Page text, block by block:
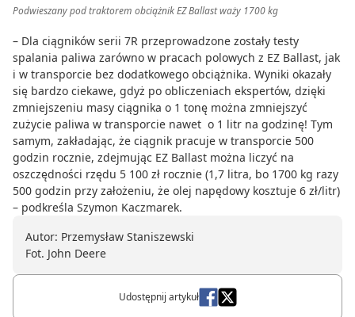
Podwieszany pod traktorem obciążnik EZ Ballast waży 1700 kg
– Dla ciągników serii 7R przeprowadzone zostały testy
spalania paliwa zarówno w pracach polowych z EZ Ballast, jak
i w transporcie bez dodatkowego obciążnika. Wyniki okazały
się bardzo ciekawe, gdyż po obliczeniach ekspertów, dzięki
zmniejszeniu masy ciągnika o 1 tonę można zmniejszyć
zużycie paliwa w transporcie nawet o 1 litr na godzinę! Tym
samym, zakładając, że ciągnik pracuje w transporcie 500
godzin rocznie, zdejmując EZ Ballast można liczyć na
oszczędności rzędu 5 100 zł rocznie (1,7 litra, bo 1700 kg razy
500 godzin przy założeniu, że olej napędowy kosztuje 6 zł/litr)
– podkreśla Szymon Kaczmarek.
Autor: Przemysław Staniszewski
Fot. John Deere
Udostępnij artykuł